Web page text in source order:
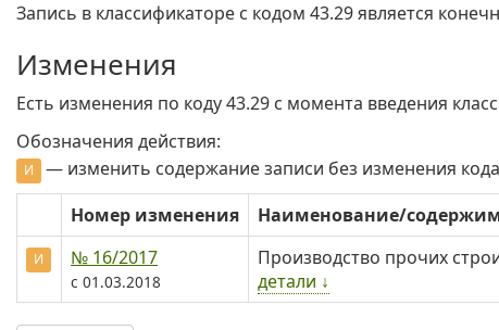
Запись в классификаторе с кодом 43.29 является
Изменения
Есть изменения по коду 43.29 c момента введения
Обозначения действия:
И
— изменить содержание записи без изменения кода
Номер изменения
Наименование/
И № 16/2017
с 01.03.2018
Производство прочих
детали ↓